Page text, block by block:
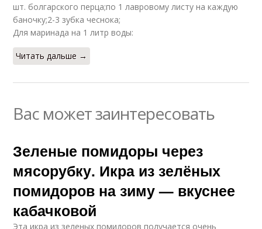
шт. болгарского перца;по 1 лавровому листу на каждую
баночку;2-3 зубка чеснока;
Для маринада на 1 литр воды:
Читать дальше →
Вас может заинтересовать
Зеленые помидоры через
мясорубку. Икра из зелёных
помидоров на зиму — вкуснее
кабачковой
Эта икра из зеленых помидоров получается очень